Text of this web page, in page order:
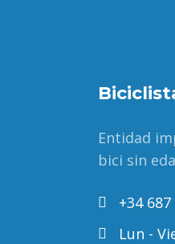
Entidad
bici sin
+34
Lun -